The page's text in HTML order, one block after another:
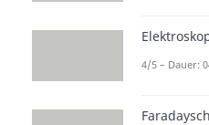
4/5 – Dauer: